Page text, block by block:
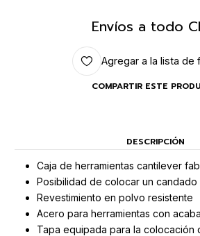
Envíos a todo
Agregar a la lista de
COMPARTIR ESTE
DESCRIPCIÓN
Caja de herramientas cantilever
Posibilidad de colocar un candado
Revestimiento en polvo resistente
Acero para herramientas con
Tapa equipada para la colocación